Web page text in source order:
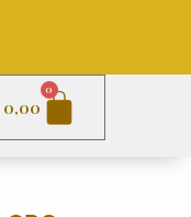
0,00
0
Carrito